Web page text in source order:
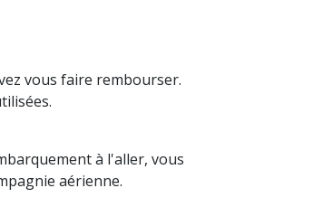
vous faire rembourser.
à l'aller, vous
aérienne.